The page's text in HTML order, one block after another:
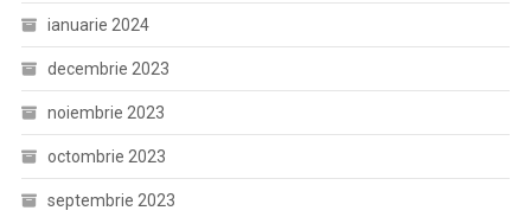
ianuarie 2024
decembrie 2023
noiembrie 2023
octombrie 2023
septembrie 2023